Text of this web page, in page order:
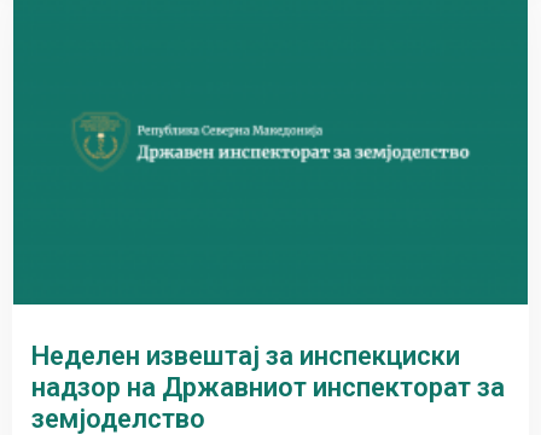
Неделен извештај за инспекциски
надзор на Државниот инспекторат за
земјоделство